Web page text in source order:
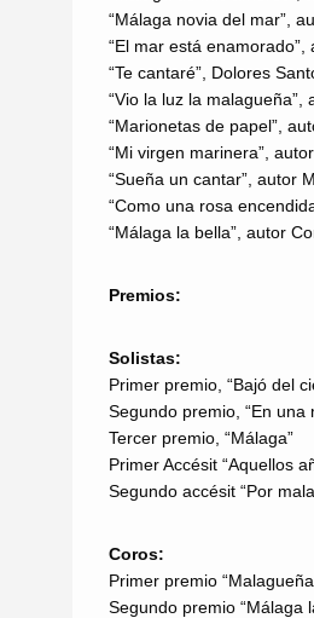
“Málaga novia del mar”,
“El mar está
“Te cantaré”, Dolores
“Vio la luz la
“Marionetas de papel”,
“Mi virgen marinera”,
“Sueña un cantar”, autor
“Como una rosa
“Málaga la bella”, autor
Premios:
Solistas:
Primer premio, “Bajó del
Segundo premio, “En una
Tercer premio, “Málaga”
Primer Accésit “Aquellos
Segundo accésit “Por
Coros:
Primer premio
Segundo premio “Málaga